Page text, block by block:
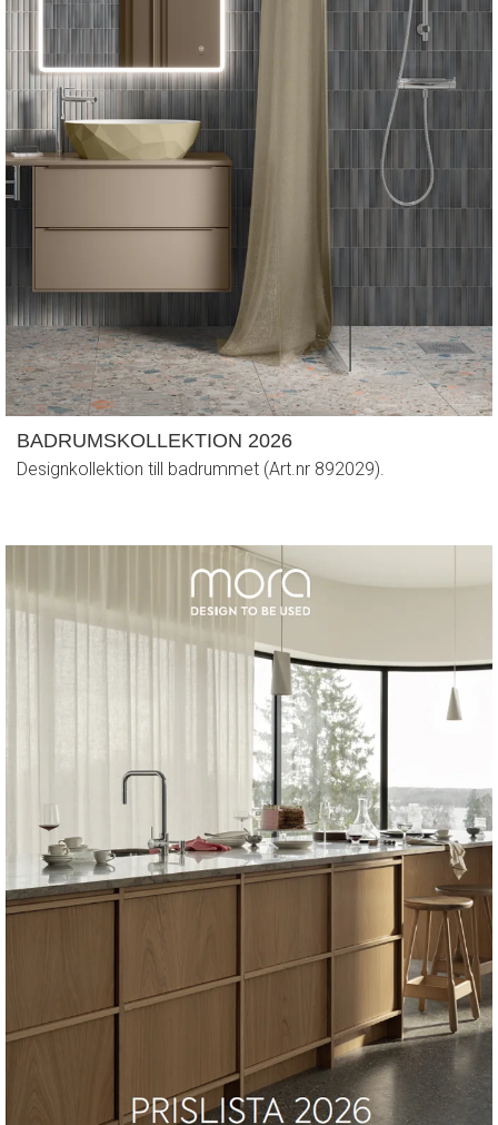
BADRUMSKOLLEKTION 2026
Designkollektion till badrummet (Art.nr 892029).